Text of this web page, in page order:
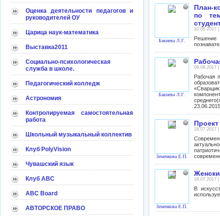
Оценка деятельности педагогов и
руководителей ОУ
Царица наук-математика
Выставка2011
Социально-психологическая
служба в школе.
Педагогический колледж
Астрономия
Контролируемая самостоятельная
работа
Школьный музыкальный коллектив
Клуб PolyVision
Чувашский язык
Клуб АВС
ABC Board
АВТОРСКОЕ ПРАВО
Бакиева Л.Г.
План-
по
10.08.2017
Решение
Бакиева Л.Г.
09.08.2017
Рабочая
Земенкова Е.П.
18.07.2017
Земенкова Е.П.
18.07.2017
В